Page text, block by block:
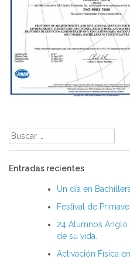
Buscar:
Entradas recientes
Un día en
Festival de
24 Alumnos Anglo
de su vida.
Activación Física